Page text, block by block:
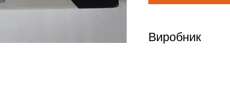
Виробник